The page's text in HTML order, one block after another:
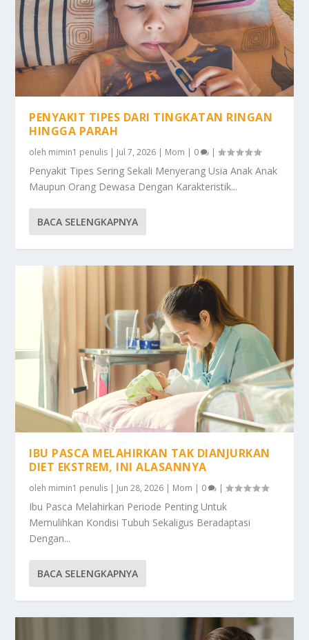
PENYAKIT TIPES DARI TINGKATAN RINGAN
HINGGA PARAH
oleh mimin1 penulis | Jul 7, 2026 | Mom | 0 |
Penyakit Tipes Sering Sekali Menyerang Usia Anak Anak
Maupun Orang Dewasa Dengan Karakteristik...
BACA SELENGKAPNYA
IBU PASCA MELAHIRKAN TAK DIANJURKAN
DIET EKSTREM, INI ALASANNYA
oleh mimin1 penulis | Jun 28, 2026 | Mom | 0 |
Ibu Pasca Melahirkan Periode Penting Untuk
Memulihkan Kondisi Tubuh Sekaligus Beradaptasi
Dengan...
BACA SELENGKAPNYA